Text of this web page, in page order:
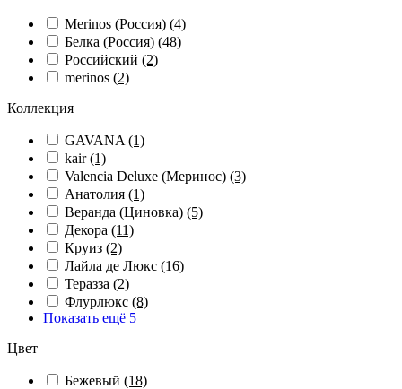
Merinos (Россия) (4)
Белка (Россия) (48)
Российский (2)
merinos (2)
Коллекция
GAVANA (1)
kair(1)
Valencia Deluxe (Меринос) (3)
Анатолия (1)
Веранда (Циновка) (5)
Декора (11)
Круиз (2)
Лайла де Люкс (16)
Теразза (2)
Флурлюкс (8)
Показать ещё 5
Цвет
Бежевый (18)